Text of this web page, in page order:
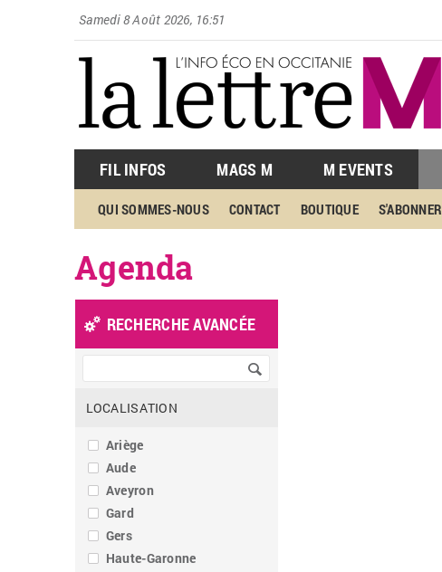
Samedi 8 Août 2026, 16:51
FIL INFOS MAGS M M EVENTS
QUI SOMMES-NOUS CONTACT BOUTIQUE S'ABONNER
Agenda
RECHERCHE AVANCÉE
LOCALISATION
Ariège
Aude
Aveyron
Gard
Gers
Haute-Garonne